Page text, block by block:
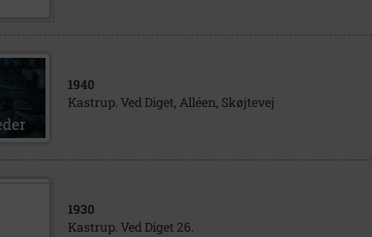
1940
Kastrup. Ved Diget, Alléen, Skøjtevej
1930
Kastrup. Ved Diget 26.